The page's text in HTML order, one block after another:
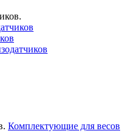
Комплектующие для весов